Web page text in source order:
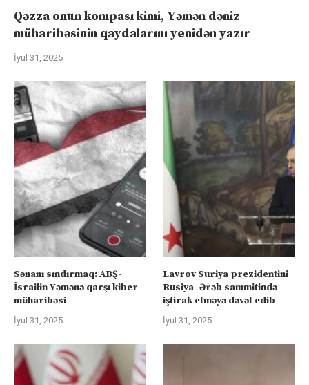
Qəzza onun kompası kimi, Yəmən dəniz
müharibəsinin qaydalarını yenidən yazır
İyul 31, 2025
Sənanı sındırmaq: ABŞ-
İsrailin Yəmənə qarşı kiber
müharibəsi
İyul 31, 2025
Lavrov Suriya prezidentini
Rusiya–Ərəb sammitində
iştirak etməyə dəvət edib
İyul 31, 2025